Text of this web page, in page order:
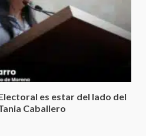
es estar del lado del
Caballero
Poder Legislativo al
y al Iocied a realizar una
técnica y estructural
de las instalaciones de la
Secundaria General
2026